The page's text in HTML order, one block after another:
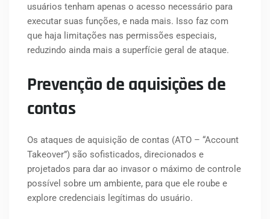
usuários tenham apenas o acesso necessário para
executar suas funções, e nada mais. Isso faz com
que haja limitações nas permissões especiais,
reduzindo ainda mais a superfície geral de ataque.
Prevenção de aquisições de
contas
Os ataques de aquisição de contas (ATO – “Account
Takeover”) são sofisticados, direcionados e
projetados para dar ao invasor o máximo de controle
possível sobre um ambiente, para que ele roube e
explore credenciais legítimas do usuário.